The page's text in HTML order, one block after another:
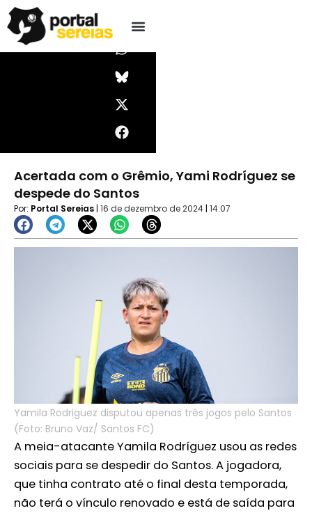
para
t
a
g
r
a
m
t
s
a
p
p
w
i
t
t
e
r
e
b
o
o
k
Pesquisar
Acertada com o Grêmio, Yami Rodríguez se
despede do Santos
Por: Portal Sereias | 16 de dezembro de 2024 | 14:07
Yamila Rodriguez disputou apenas três jogos pelo Santos
(Foto: Bruno Vaz/ Santos FC)
A meia-atacante Yamila Rodríguez usou as redes
sociais para se despedir do Santos. A jogadora,
que tinha contrato até o final desta temporada,
não terá o vínculo renovado e está de saída para